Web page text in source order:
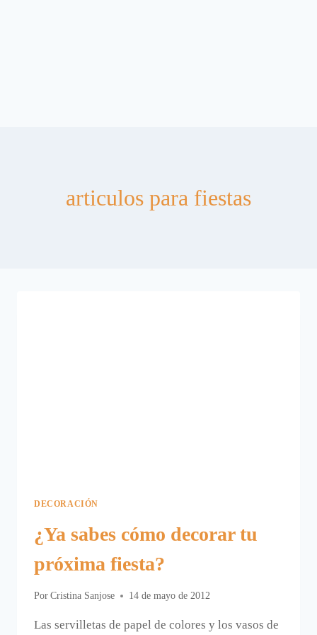
articulos para fiestas
DECORACIÓN
¿Ya sabes cómo decorar tu
próxima fiesta?
Por Cristina Sanjose 14 de mayo de 2012
Las servilletas de papel de colores y los vasos de